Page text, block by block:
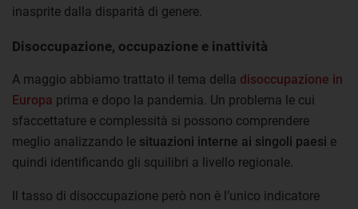
inasprite dalla disparità di genere.
Disoccupazione, occupazione e inattività
A maggio abbiamo trattato il tema della disoccupazione in
Europa prima e dopo la pandemia. Un problema le cui
sfaccettature e complessità si possono comprendere
meglio analizzando le situazioni interne ai singoli paesi e
quindi identificando gli squilibri a livello regionale.
Il tasso di disoccupazione però non è l’unico indicatore